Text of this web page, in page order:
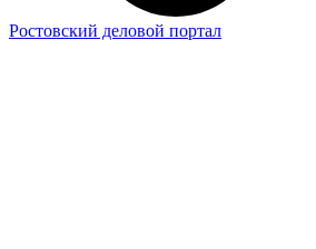
Ростовский деловой портал